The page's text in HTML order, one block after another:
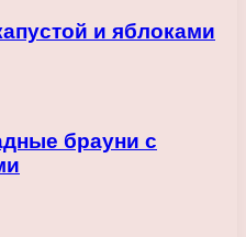
и яблоками
брауни с